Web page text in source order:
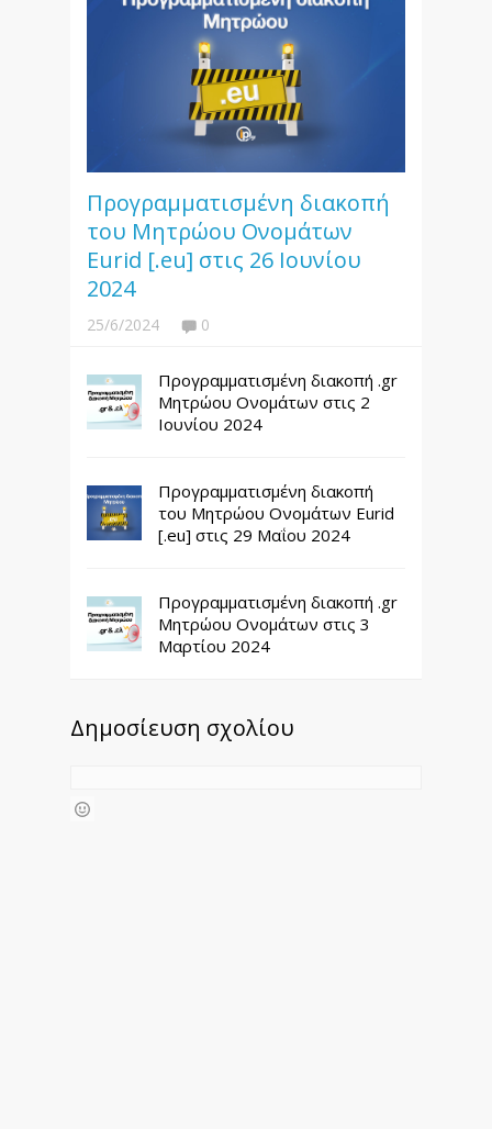
Προγραμματισμένη διακοπή
του Μητρώου Ονομάτων
Eurid [.eu] στις 26 Ιουνίου
2024
25/6/2024 0
Προγραμματισμένη διακοπή .gr
Μητρώου Ονομάτων στις 2
Ιουνίου 2024
Προγραμματισμένη διακοπή
του Μητρώου Ονομάτων Eurid
[.eu] στις 29 Μαΐου 2024
Προγραμματισμένη διακοπή .gr
Μητρώου Ονομάτων στις 3
Μαρτίου 2024
Δημοσίευση σχολίου